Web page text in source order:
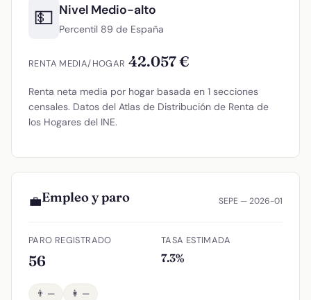
💵 Nivel Medio-alto
Percentil 89 de España
RENTA MEDIA/HOGAR 42.057 €
Renta neta media por hogar basada en 1 secciones
censales. Datos del Atlas de Distribución de Renta de
los Hogares del INE.
💼Empleo y paro SEPE — 2026-01
PARO REGISTRADO
56
TASA ESTIMADA
7.3%
👨 — 👩 —